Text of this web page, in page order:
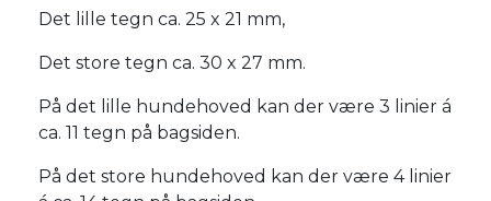
Det lille tegn ca. 25 x 21 mm,
Det store tegn ca. 30 x 27 mm.
På det lille hundehoved kan der være 3 linier á
ca. 11 tegn på bagsiden.
På det store hundehoved kan der være 4 linier